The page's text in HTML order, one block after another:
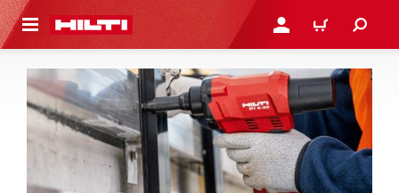
CONTENT CONNEXION OU
PANIER